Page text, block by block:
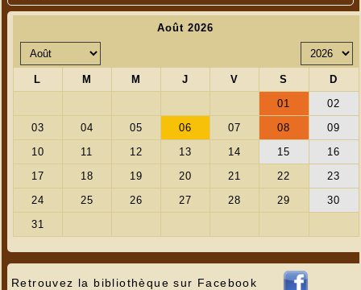
Retrouvez la bibliothèque sur Facebook